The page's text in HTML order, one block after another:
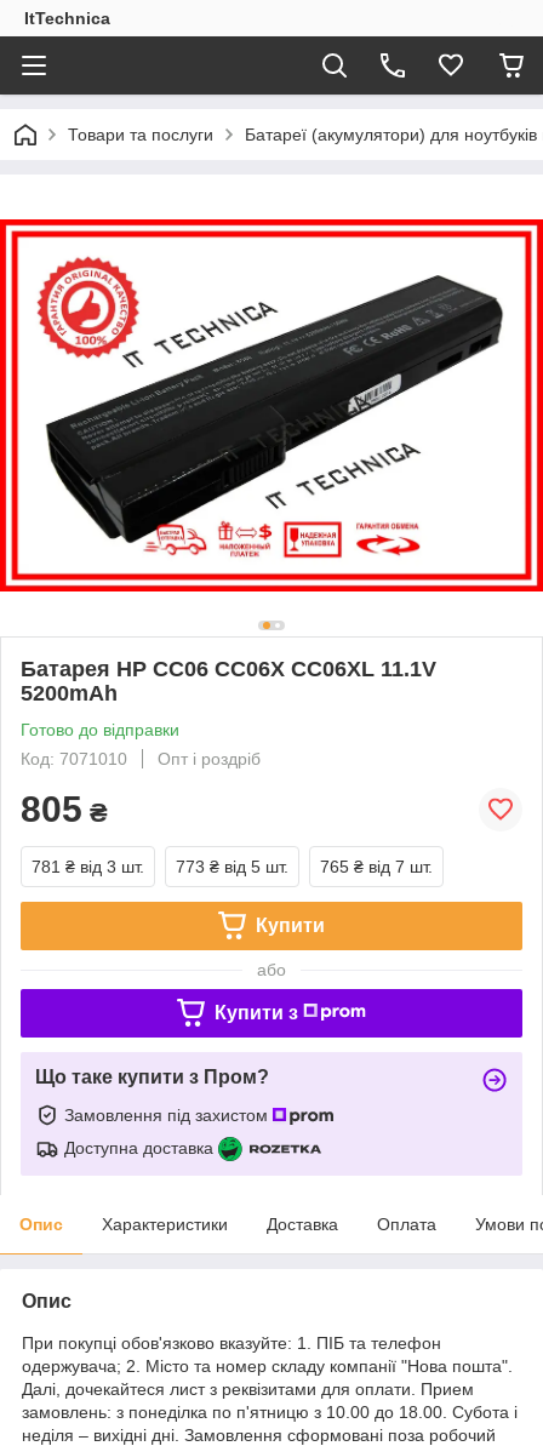
ItTechnica
Товари та послуги Батареї (акумулятори) для
Батарея HP CC06 CC06X CC06XL 11.1V
5200mAh
Готово до відправки
Код: 7071010
Опт і роздріб
805 ₴
781 ₴ від 3 шт. 773 ₴ від 5 шт. 765 ₴ від 7 шт.
Купити
або
Купити з
Що таке купити з Пром?
Замовлення під захистом
Доступна доставка
Опис Характеристики Доставка Оплата Умови
Опис
При покупці обов'язково вказуйте: 1. ПІБ та телефон
одержувача; 2. Місто та номер складу компанії "Нова пошта".
Далі, дочекайтеся лист з реквізитами для оплати. Прием
замовлень: з понеділка по п'ятницю з 10.00 до 18.00. Субота і
неділя – вихідні дні. Замовлення сформовані поза робочий